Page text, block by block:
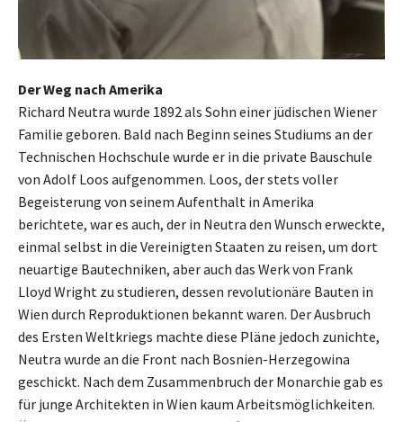
Der Weg nach Amerika
Richard Neutra wurde 1892 als Sohn einer jüdischen Wiener
Familie geboren. Bald nach Beginn seines Studiums an der
Technischen Hochschule wurde er in die private Bauschule
von Adolf Loos aufgenommen. Loos, der stets voller
Begeisterung von seinem Aufenthalt in Amerika
berichtete, war es auch, der in Neutra den Wunsch erweckte,
einmal selbst in die Vereinigten Staaten zu reisen, um dort
neuartige Bautechniken, aber auch das Werk von Frank
Lloyd Wright zu studieren, dessen revolutionäre Bauten in
Wien durch Reproduktionen bekannt waren. Der Ausbruch
des Ersten Weltkriegs machte diese Pläne jedoch zunichte,
Neutra wurde an die Front nach Bosnien-Herzegowina
geschickt. Nach dem Zusammenbruch der Monarchie gab es
für junge Architekten in Wien kaum Arbeitsmöglichkeiten.